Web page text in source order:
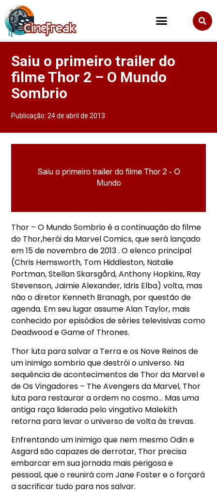
Saiu o primeiro trailer do
filme Thor 2 – O Mundo
Sombrio
Publicação:24 de abril de 2013
Thor – O Mundo Sombrio é a continuação do filme
do Thor,herói da Marvel Comics, que será lançado
em 15 de novembro de 2013 . O elenco principal
(Chris Hemsworth, Tom Hiddleston, Natalie
Portman, Stellan Skarsgård, Anthony Hopkins, Ray
Stevenson, Jaimie Alexander, Idris Elba) volta, mas
não o diretor Kenneth Branagh, por questão de
agenda. Em seu lugar assume Alan Taylor, mais
conhecido por episódios de séries televisivas como
Deadwood e Game of Thrones.
Thor luta para salvar a Terra e os Nove Reinos de
um inimigo sombrio que destrói o universo. Na
sequência de acontecimentos de Thor da Marvel e
de Os Vingadores – The Avengers da Marvel, Thor
luta para restaurar a ordem no cosmo… Mas uma
antiga raça liderada pelo vingativo Malekith
retorna para levar o universo de volta às trevas.
Enfrentando um inimigo que nem mesmo Odin e
Asgard são capazes de derrotar, Thor precisa
embarcar em sua jornada mais perigosa e
pessoal, que o reunirá com Jane Foster e o forçará
a sacrificar tudo para nos salvar.